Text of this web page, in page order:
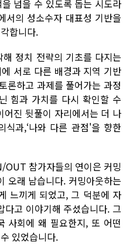
넘을 수 있도록 돕는 시도라
서의 성소수자 대표성 기반을
합니다.
정치 전략의 기초를 다지는
서로 다른 배경과 지역 기반
론하고 과제를 풀어가는 과정
힘과 가치를 다시 확인할 수
진 뒷풀이 자리에서는 더 나
식과,‘나와 다른 관점'을 향한
OUT 참가자들의 연이은 커밍
오래 남습니다. 커밍아웃하는
느끼게 되었고, 그 덕분에 자
고 이야기해 주셨습니다. 그
사회에 왜 필요한지, 또 어떤
있었습니다.